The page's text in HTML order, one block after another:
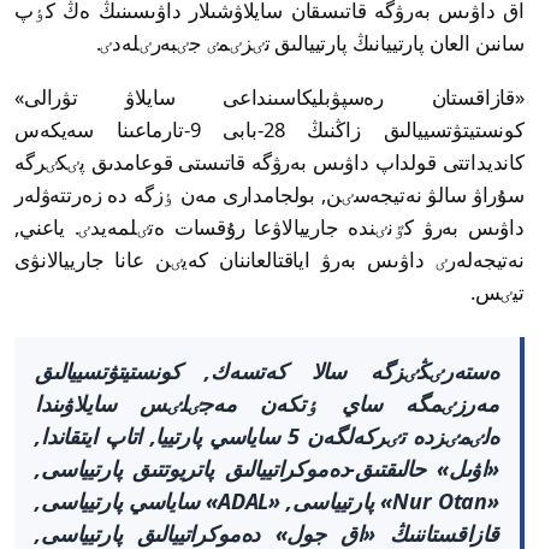
اق داۋىس بەرۋگە قاتىسقان سايلاۋشىلار داۋىسىنىڭ ەڭ كٶپ
سانىن العان پارتييانىڭ پارتييالىق تٸزٸمٸ جٸبەرٸلەدٸ.
«قازاقستان رەسپۋبليكاسىنداعى سايلاۋ تۋرالى»
كونستيتۋتسييالىق زاڭنىڭ 28-بابى 9-تارماعىنا سەيكەس
كانديداتتى قولداپ داۋىس بەرۋگە قاتىستى قوعامدىق پٸكٸرگە
سۇراۋ سالۋ نەتيجەسٸن, بولجامدارى مەن ٶزگە دە زەرتتەۋلەر
داۋىس بەرۋ كٷنٸندە جارييالاۋعا رۇقسات ەتٸلمەيدٸ. ياعني,
نەتيجەلەرٸ داۋىس بەرۋ اياقتالعاننان كەيٸن عانا جارييالانۋى
تيٸس.
ەستەرٸڭٸزگە سالا كەتسەك, كونستيتۋتسييالىق
مەرزٸمگە ساي ٶتكەن مەجٸلٸس سايلاۋىندا
ەلٸمٸزدە تٸركەلگەن 5 ساياسي پارتييا, اتاپ ايتقاندا,
«اۋىل» حالىقتىق-دەموكراتييالىق پاتريوتتىق پارتيياسى,
«Nur Otan» پارتيياسى, «ADAL» ساياسي پارتيياسى,
قازاقستاننىڭ «اق جول» دەموكراتييالىق پارتيياسى,